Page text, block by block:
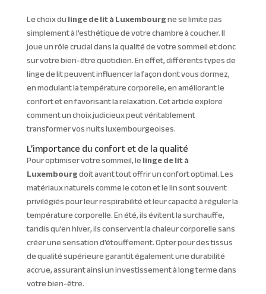
Le choix dulinge de lit à Luxembourgne se limite pas
simplement à l’esthétique de votre chambre à coucher. Il
joue un rôle crucial dans la qualité de votre sommeil et donc
sur votre bien-être quotidien. En effet, différents types de
linge de lit peuvent influencer la façon dont vous dormez,
en modulant la température corporelle, en améliorant le
confort et en favorisant la relaxation. Cet article explore
comment un choix judicieux peut véritablement
transformer vos nuits luxembourgeoises.
L’importance du confort et de la qualité
Pour optimiser votre sommeil, lelinge de lit à
Luxembourgdoit avant tout offrir un confort optimal. Les
matériaux naturels comme le coton et le lin sont souvent
privilégiés pour leur respirabilité et leur capacité à réguler la
température corporelle. En été, ils évitent la surchauffe,
tandis qu’en hiver, ils conservent la chaleur corporelle sans
créer une sensation d’étouffement. Opter pour des tissus
de qualité supérieure garantit également une durabilité
accrue, assurant ainsi un investissement à long terme dans
votre bien-être.